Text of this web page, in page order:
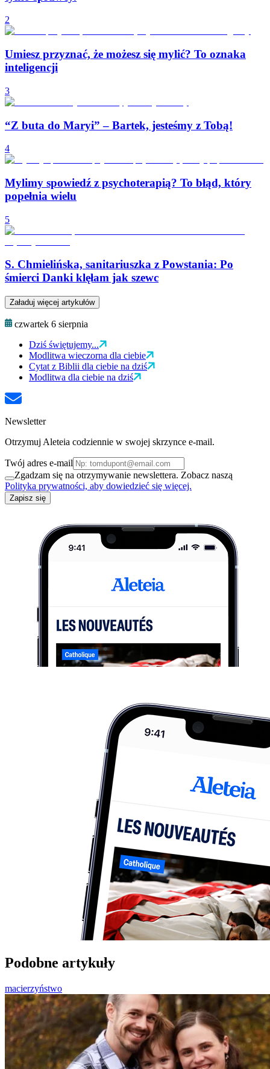
2
Umiesz przyznać, że możesz się mylić? To oznaka
inteligencji
3
“Z buta do Maryi” – Bartek, jesteśmy z Tobą!
4
Mylimy spowiedź z psychoterapią? To błąd, który
popełnia wielu
5
S. Chmielińska, sanitariuszka z Powstania: Po
śmierci Danki klęłam jak szewc
Załaduj więcej artykułów
czwartek 6 sierpnia
Dziś świętujemy...
Modlitwa wieczorna dla ciebie
Cytat z Biblii dla ciebie na dziś
Modlitwa dla ciebie na dziś
Newsletter
Otrzymuj Aleteia codziennie w swojej skrzynce e-mail.
Twój adres e-mail
Zgadzam się na otrzymywanie newslettera. Zobacz naszą
Polityka prywatności, aby dowiedzieć się więcej.
Zapisz się
Podobne artykuły
macierzyństwo